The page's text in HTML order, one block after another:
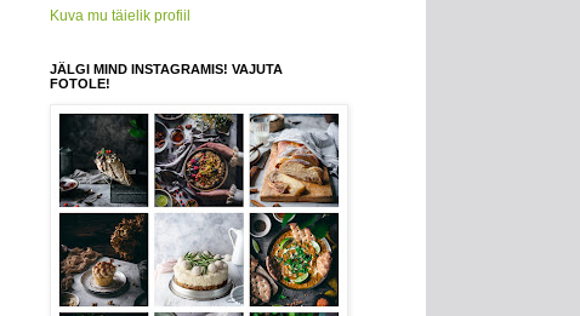
Kuva mu täielik profiil
JÄLGI MIND INSTAGRAMIS! VAJUTA
FOTOLE!